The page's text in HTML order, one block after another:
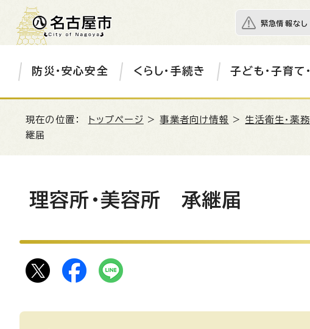
緊急情報なし
防災・安心安全 くらし・手続き 子ども・子育て
現在の位置： トップページ >事業者向け情報 > 生活衛生・薬務
継届
理容所・美容所 承継届